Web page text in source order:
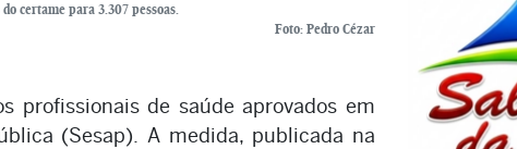
certame para 3.307 pessoas.
Foto: Pedro Cézar
profissionais de saúde aprovados em
(Sesap). A medida, publicada na